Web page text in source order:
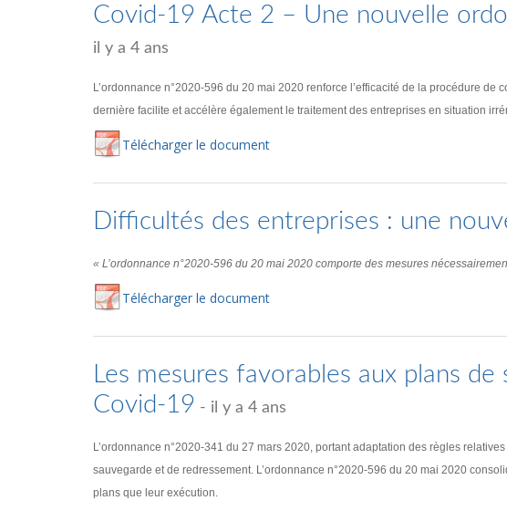
Covid-19 Acte 2 – Une nouvelle
il y a 4 ans
L’ordonnance n°2020-596 du 20 mai 2020 renforce l’efficacité de la procédure
dernière facilite et accélère également le traitement des entreprises en situation
Télécharger le document
Difficultés des entreprises : une
« L’ordonnance n°2020-596 du 20 mai 2020 comporte des mesures
Télécharger le document
Les mesures favorables aux plans
Covid-19 - il y a 4 ans
L’ordonnance n°2020-341 du 27 mars 2020, portant adaptation des règles
sauvegarde et de redressement. L’ordonnance n°2020-596 du 20 mai 2020
plans que leur exécution.